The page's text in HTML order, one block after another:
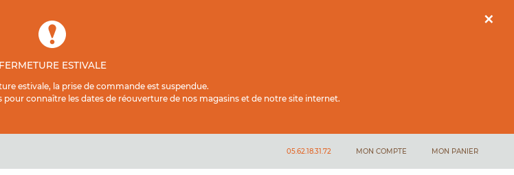
FERMETURE ESTIVALE
estivale, la prise de commande est suspendue.
pour connaître les dates de réouverture de nos magasins et de notre site internet.
×
05.62.18.31.72 MON COMPTE MON PANIER